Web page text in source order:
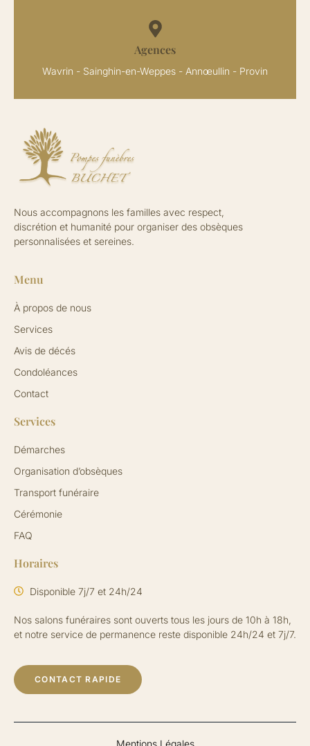
Agences
Wavrin - Sainghin-en-Weppes - Annœullin - Provin
Nous accompagnons les familles avec respect,
discrétion et humanité pour organiser des obsèques
personnalisées et sereines.
Menu
À propos de nous
Services
Avis de décés
Condoléances
Contact
Services
Démarches
Organisation d’obsèques
Transport funéraire
Cérémonie
FAQ
Horaires
Disponible 7j/7 et 24h/24
Nos salons funéraires sont ouverts tous les jours de 10h à 18h,
et notre service de permanence reste disponible 24h/24 et 7j/7.
CONTACT RAPIDE
Mentions Légales